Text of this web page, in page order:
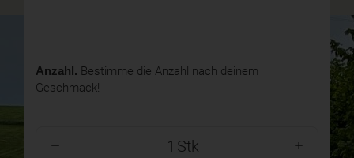
Anzahl. Bestimme die Anzahl nach deinem
Geschmack!
Stk